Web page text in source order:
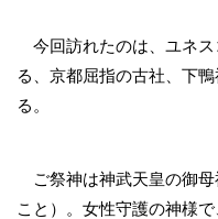
今回訪れたのは、ユネス
る、京都屈指の古社、下
る。
ご祭神は神武天皇の御母
こと）。女性守護の神様